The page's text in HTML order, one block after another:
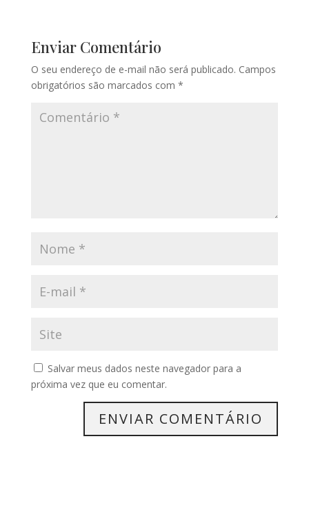
Enviar Comentário
O seu endereço de e-mail não será publicado. Campos
obrigatórios são marcados com *
Salvar meus dados neste navegador para a
próxima vez que eu comentar.